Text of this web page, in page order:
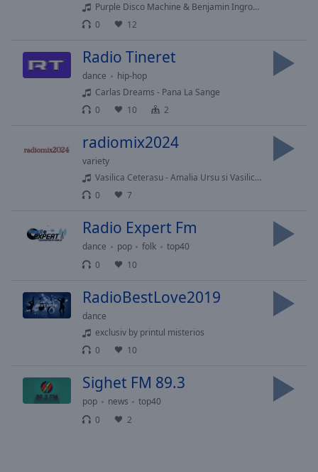
Beginning
cancel
Opacity
Color
Purple Disco Machine & Benjamin Ingrosso feat. Nile Rodgers & Shenseea - Honey Boy
0
12
Radio Tineret
dance
hip-hop
Carlas Dreams - Pana La Sange
0
10 2
radiomix2024
variety
Vasilica Ceterasu - Amalia Ursu si Vasilica Ceterasu - Mandra-i nunta-n sat la noi
0
7
Radio Expert Fm
dance pop folk
top40
0
10
RadioBestLove2019
dance
exclusiv by printul misterios
0
10
Sighet FM 89.3
pop news
top40
0
2